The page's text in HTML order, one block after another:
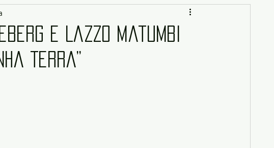
e Lazzo Matumbi
Terra”